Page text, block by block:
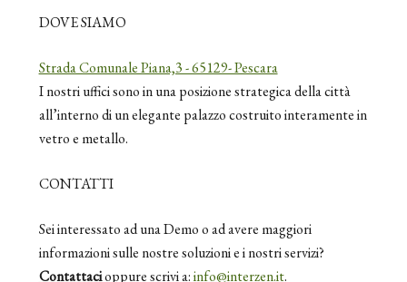
DOVE SIAMO
Strada Comunale Piana,3 - 65129- Pescara
I nostri uffici sono in una posizione strategica della città
all’interno di un elegante palazzo costruito interamente in
vetro e metallo.
CONTATTI
Sei interessato ad una Demo o ad avere maggiori
informazioni sulle nostre soluzioni e i nostri servizi?
Contattacioppure scrivi a:info@interzen.it.